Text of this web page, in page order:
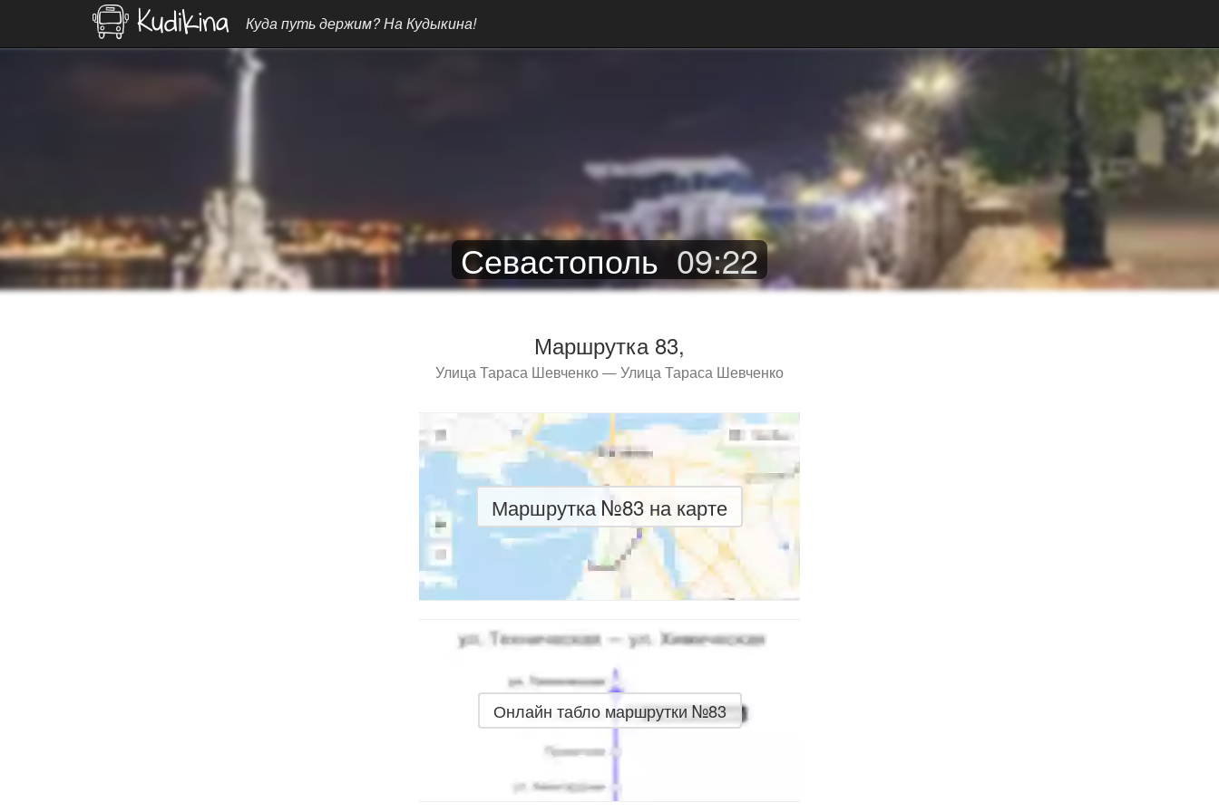
Куда путь держим? На Кудыкина!
Севастополь 09:22
Маршрутка 83,
Улица Тараса Шевченко — Улица Тараса Шевченко
Маршрутка №83 на карте
Онлайн табло маршрутки №83